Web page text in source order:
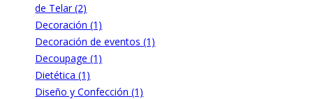
de Telar (2)
Decoración (1)
Decoración de eventos (1)
Decoupage (1)
Dietética (1)
Diseño y Confección (1)